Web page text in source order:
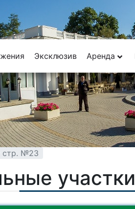
Эксклюзив Аренда
стр. №23